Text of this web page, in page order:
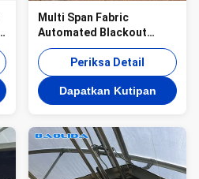
Multi Span Fabric
Automated Blackout
Greenhouse / Sistem
Perampasan Cahaya
Periksa Detail
Dapatkan Kutipan